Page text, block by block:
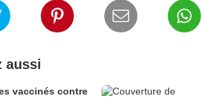
aussi
vaccinés contre